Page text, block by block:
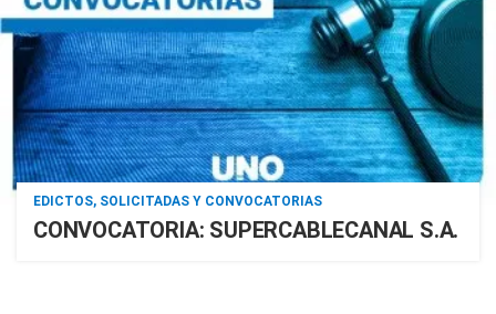
EDICTOS, SOLICITADAS Y CONVOCATORIAS
CONVOCATORIA: SUPERCABLECANAL S.A.